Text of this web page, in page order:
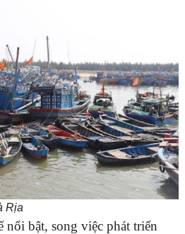
Rịa
nổi bật, song việc phát triển